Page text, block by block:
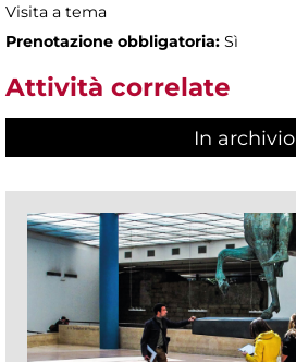
Visita a tema
Prenotazione obbligatoria: Sì
Attività correlate
In archivio